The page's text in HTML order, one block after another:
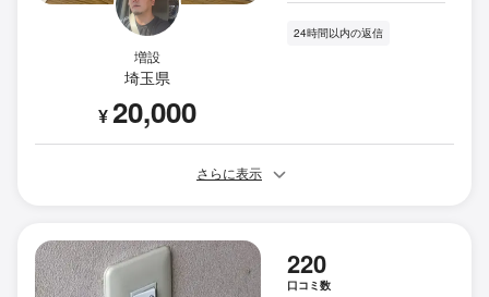
増設
埼玉県
¥20,000
24時間以内の返信
さらに表示
220
口コミ数